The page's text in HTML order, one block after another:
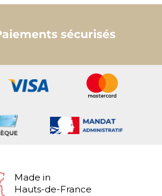
Made in
Hauts-de-France